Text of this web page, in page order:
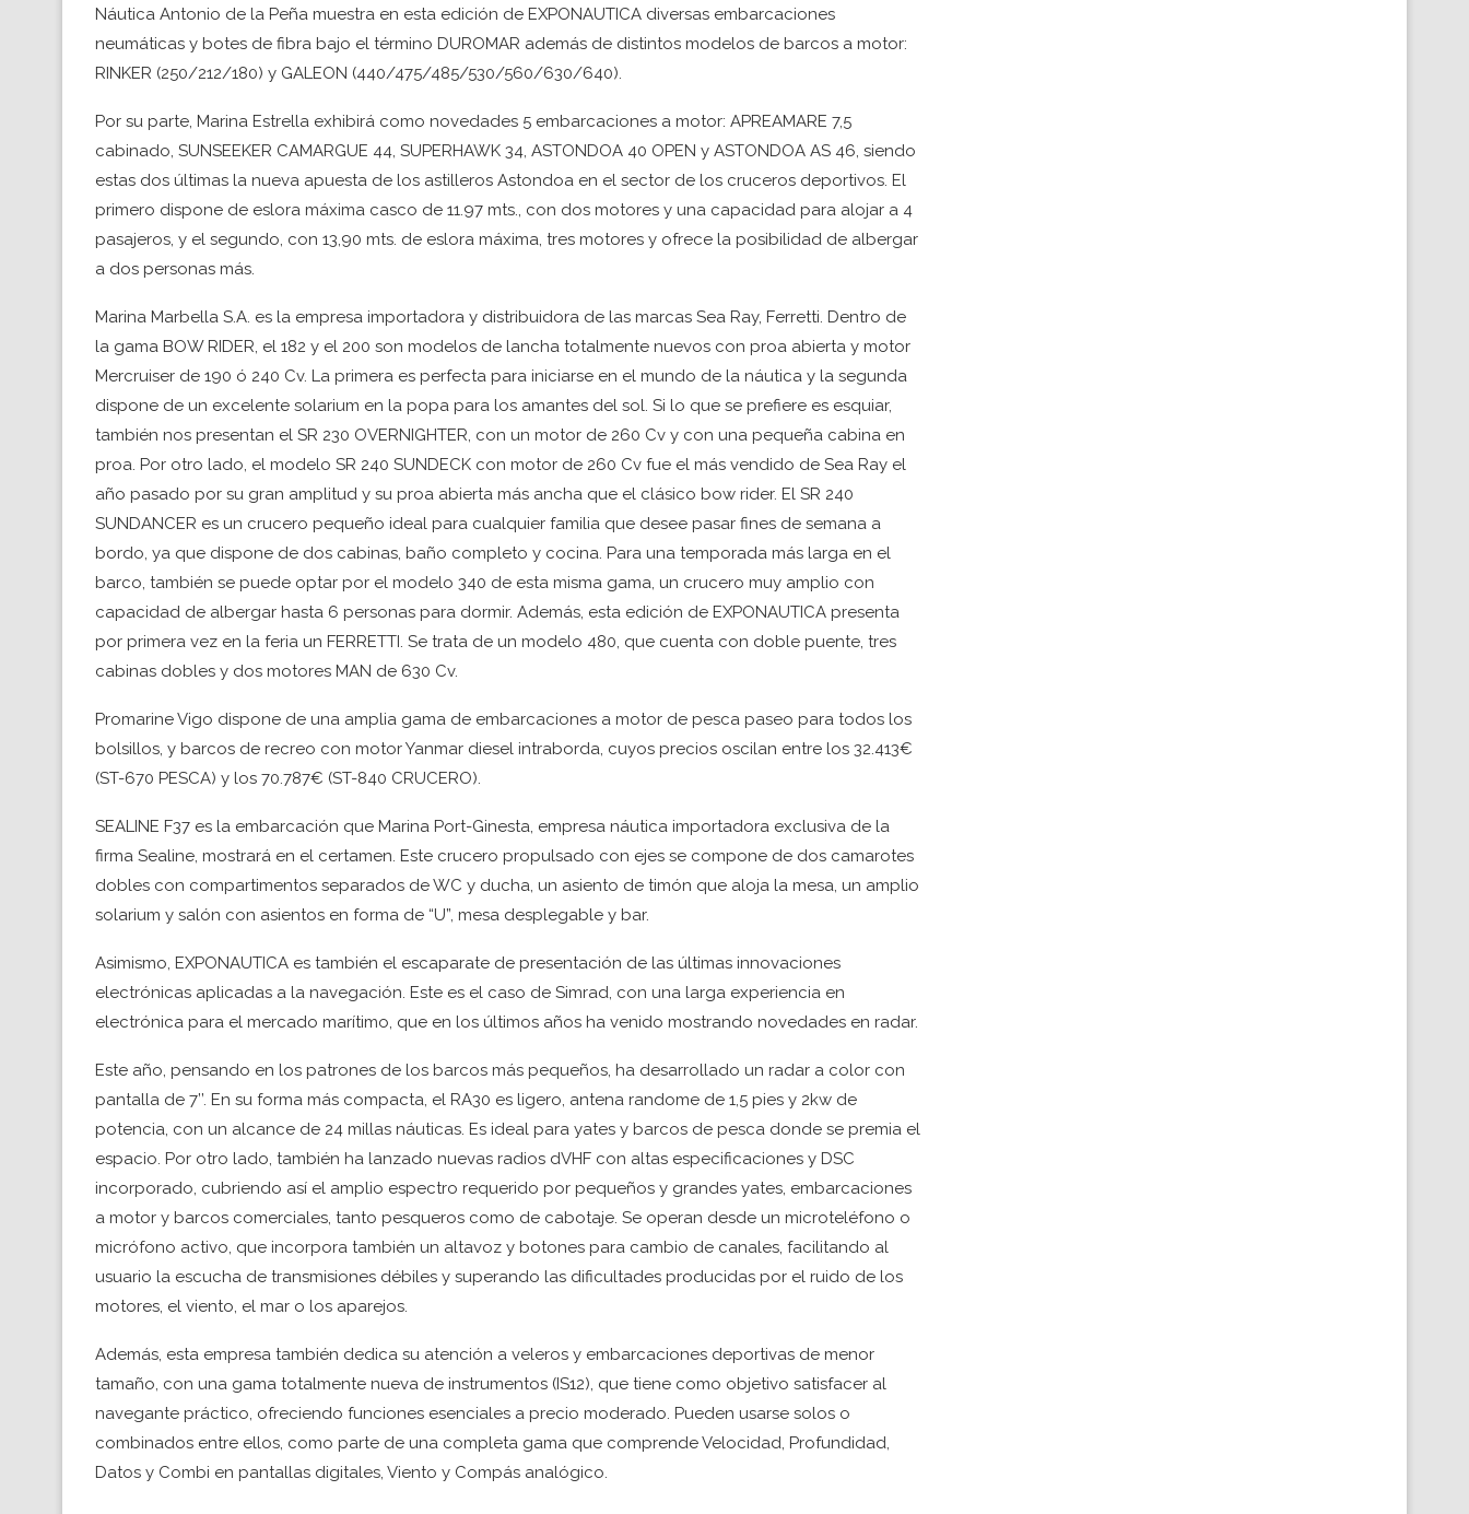
Náutica Antonio de la Peña muestra en esta edición de EXPONAUTICA diversas embarcaciones
neumáticas y botes de fibra bajo el término DUROMAR además de distintos modelos de barcos a motor:
RINKER (250/212/180) y GALEON (440/475/485/530/560/630/640).
Por su parte, Marina Estrella exhibirá como novedades 5 embarcaciones a motor: APREAMARE 7,5
cabinado, SUNSEEKER CAMARGUE 44, SUPERHAWK 34, ASTONDOA 40 OPEN y ASTONDOA AS 46, siendo
estas dos últimas la nueva apuesta de los astilleros Astondoa en el sector de los cruceros deportivos. El
primero dispone de eslora máxima casco de 11.97 mts., con dos motores y una capacidad para alojar a 4
pasajeros, y el segundo, con 13,90 mts. de eslora máxima, tres motores y ofrece la posibilidad de albergar
a dos personas más.
Marina Marbella S.A. es la empresa importadora y distribuidora de las marcas Sea Ray, Ferretti. Dentro de
la gama BOW RIDER, el 182 y el 200 son modelos de lancha totalmente nuevos con proa abierta y motor
Mercruiser de 190 ó 240 Cv. La primera es perfecta para iniciarse en el mundo de la náutica y la segunda
dispone de un excelente solarium en la popa para los amantes del sol. Si lo que se prefiere es esquiar,
también nos presentan el SR 230 OVERNIGHTER, con un motor de 260 Cv y con una pequeña cabina en
proa. Por otro lado, el modelo SR 240 SUNDECK con motor de 260 Cv fue el más vendido de Sea Ray el
año pasado por su gran amplitud y su proa abierta más ancha que el clásico bow rider. El SR 240
SUNDANCER es un crucero pequeño ideal para cualquier familia que desee pasar fines de semana a
bordo, ya que dispone de dos cabinas, baño completo y cocina. Para una temporada más larga en el
barco, también se puede optar por el modelo 340 de esta misma gama, un crucero muy amplio con
capacidad de albergar hasta 6 personas para dormir. Además, esta edición de EXPONAUTICA presenta
por primera vez en la feria un FERRETTI. Se trata de un modelo 480, que cuenta con doble puente, tres
cabinas dobles y dos motores MAN de 630 Cv.
Promarine Vigo dispone de una amplia gama de embarcaciones a motor de pesca paseo para todos los
bolsillos, y barcos de recreo con motor Yanmar diesel intraborda, cuyos precios oscilan entre los 32.413€
(ST-670 PESCA) y los 70.787€ (ST-840 CRUCERO).
SEALINE F37 es la embarcación que Marina Port-Ginesta, empresa náutica importadora exclusiva de la
firma Sealine, mostrará en el certamen. Este crucero propulsado con ejes se compone de dos camarotes
dobles con compartimentos separados de WC y ducha, un asiento de timón que aloja la mesa, un amplio
solarium y salón con asientos en forma de “U”, mesa desplegable y bar.
Asimismo, EXPONAUTICA es también el escaparate de presentación de las últimas innovaciones
electrónicas aplicadas a la navegación. Este es el caso de Simrad, con una larga experiencia en
electrónica para el mercado marítimo, que en los últimos años ha venido mostrando novedades en radar.
Este año, pensando en los patrones de los barcos más pequeños, ha desarrollado un radar a color con
pantalla de 7’’. En su forma más compacta, el RA30 es ligero, antena randome de 1,5 pies y 2kw de
potencia, con un alcance de 24 millas náuticas. Es ideal para yates y barcos de pesca donde se premia el
espacio. Por otro lado, también ha lanzado nuevas radios dVHF con altas especificaciones y DSC
incorporado, cubriendo así el amplio espectro requerido por pequeños y grandes yates, embarcaciones
a motor y barcos comerciales, tanto pesqueros como de cabotaje. Se operan desde un microteléfono o
micrófono activo, que incorpora también un altavoz y botones para cambio de canales, facilitando al
usuario la escucha de transmisiones débiles y superando las dificultades producidas por el ruido de los
motores, el viento, el mar o los aparejos.
Además, esta empresa también dedica su atención a veleros y embarcaciones deportivas de menor
tamaño, con una gama totalmente nueva de instrumentos (IS12), que tiene como objetivo satisfacer al
navegante práctico, ofreciendo funciones esenciales a precio moderado. Pueden usarse solos o
combinados entre ellos, como parte de una completa gama que comprende Velocidad, Profundidad,
Datos y Combi en pantallas digitales, Viento y Compás analógico.